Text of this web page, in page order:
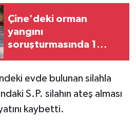
Çine'deki orman
yangını
soruşturmasında 1
evde bulunan silahla
S.P. silahın ateş alması
kaybetti.